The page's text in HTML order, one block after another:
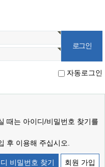
자동로그인
때는 아이디/비밀번호 찾기를
후 이용해 주십시오.
비밀번호 찾기 회원 가입